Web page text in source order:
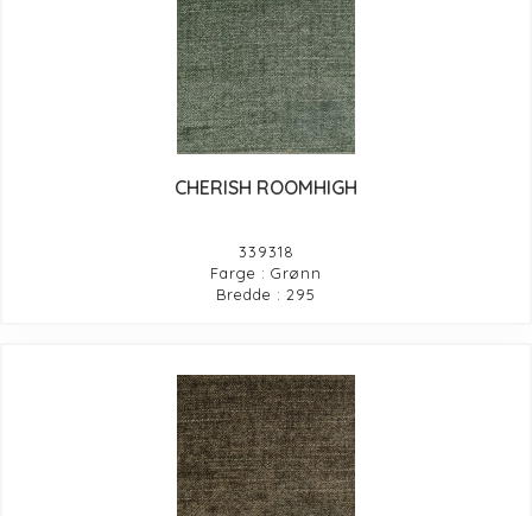
CHERISH ROOMHIGH
339318
Farge : Grønn
Bredde : 295